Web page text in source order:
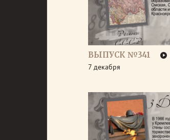
ВЫПУСК №341
7 декабря